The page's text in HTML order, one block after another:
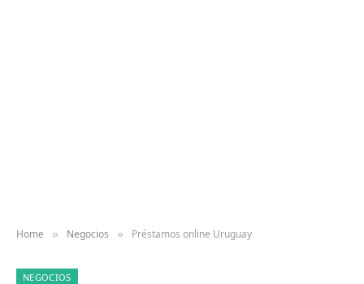
Home » Negocios » Préstamos online Uruguay
NEGOCIOS